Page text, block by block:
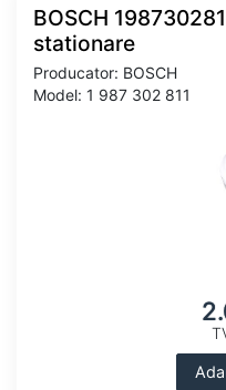
BOSCH
stationare
Producator: BOSCH
Model: 1 987 302 811